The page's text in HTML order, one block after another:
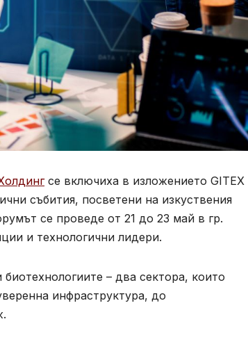
се включиха в изложението GITEX
събития, посветени на изкуствения
се проведе от 21 до 23 май в гр.
и технологични лидери.
– два сектора, които
инфраструктура, до